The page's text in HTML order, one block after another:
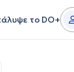
το DO+